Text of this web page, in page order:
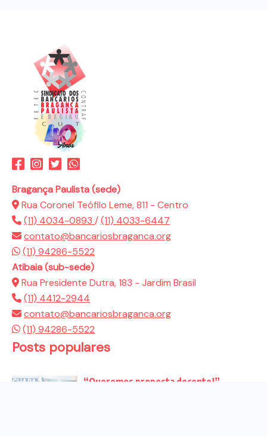
Bragança Paulista (sede)
Rua Coronel Teófilo Leme, 811 - Centro
(11) 4034-0893 /(11) 4033-6447
contato@bancariosbraganca.org
(11) 94286-5522
Atibaia (sub-sede)
Rua Presidente Dutra, 183 - Jardim Brasil
(11) 4412-2944
contato@bancariosbraganca.org
(11) 94286-5522
Posts populares
“Queremos proposta decente!”